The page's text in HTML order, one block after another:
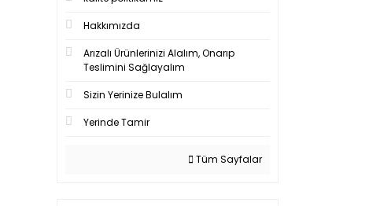
Hakkımızda
Arızalı Ürünlerinizi Alalım, Onarıp
Teslimini Sağlayalım
Sizin Yerinize Bulalım
Yerinde Tamir
Tüm Sayfalar